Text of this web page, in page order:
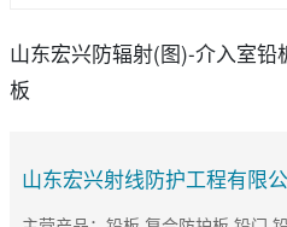
山东宏兴防辐射(图)-介入室
板
山东宏兴射线防护工程有限